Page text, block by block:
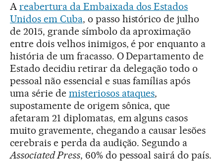
Areabertura da Embaixada dos Estados
Unidos em Cuba, o passo histórico de julho
de 2015, grande símbolo da aproximação
entre dois velhos inimigos, é por enquanto a
história de um fracasso. O Departamento de
Estado decidiu retirar da delegação todo o
pessoal não essencial e suas famílias após
uma série de misteriosos ataques,
supostamente de origem sônica, que
afetaram 21 diplomatas, em alguns casos
muito gravemente, chegando a causar lesões
cerebrais e perda da audição. Segundo a
Associated Press, 60% do pessoal sairá do país.